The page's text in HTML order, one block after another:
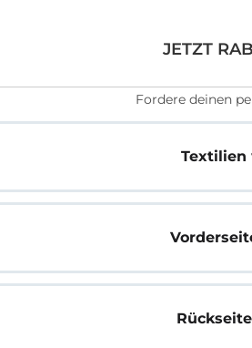
JETZT
Fordere deinen
Textilien